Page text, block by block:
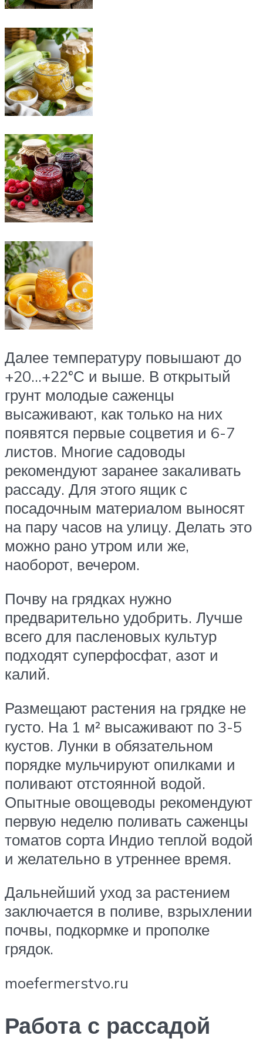
Далее температуру повышают до
+20…+22°С и выше. В открытый
грунт молодые саженцы
высаживают, как только на них
появятся первые соцветия и 6-7
листов. Многие садоводы
рекомендуют заранее закаливать
рассаду. Для этого ящик с
посадочным материалом выносят
на пару часов на улицу. Делать это
можно рано утром или же,
наоборот, вечером.
Почву на грядках нужно
предварительно удобрить. Лучше
всего для пасленовых культур
подходят суперфосфат, азот и
калий.
Размещают растения на грядке не
густо. На 1 м² высаживают по 3-5
кустов. Лунки в обязательном
порядке мульчируют опилками и
поливают отстоянной водой.
Опытные овощеводы рекомендуют
первую неделю поливать саженцы
томатов сорта Индио теплой водой
и желательно в утреннее время.
Дальнейший уход за растением
заключается в поливе, взрыхлении
почвы, подкормке и прополке
грядок.
moefermerstvo.ru
Работа с рассадой